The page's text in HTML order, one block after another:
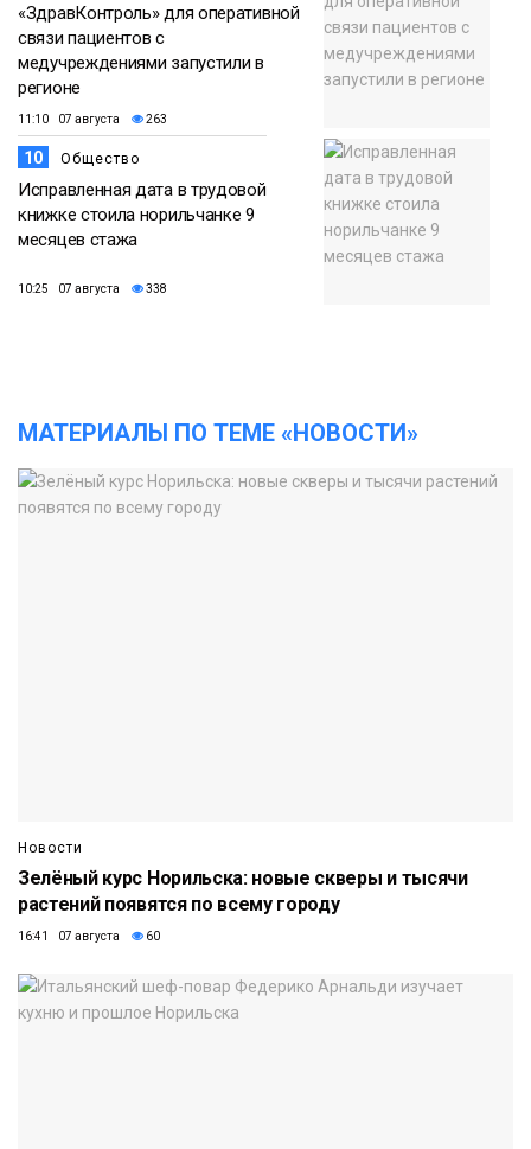
«ЗдравКонтроль» для оперативной
связи пациентов с
медучреждениями запустили в
регионе
11:10 07 августа 263
10 Общество
Исправленная дата в трудовой
книжке стоила норильчанке 9
месяцев стажа
10:25 07 августа 338
МАТЕРИАЛЫ ПО ТЕМЕ «НОВОСТИ»
Новости
Зелёный курс Норильска: новые скверы и тысячи
растений появятся по всему городу
16:41 07 августа 60